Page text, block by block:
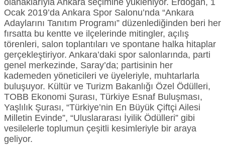
olanaklarıyla Ankara seçimine yükleniyor. Erdoğan, 1
Ocak 2019’da Ankara Spor Salonu’nda “Ankara
Adaylarını Tanıtım Programı” düzenlediğinden beri her
fırsatta bu kentte ve ilçelerinde mitingler, açılış
törenleri, salon toplantıları ve spontane halka hitaplar
gerçekleştiriyor. Ankara’daki spor salonlarında, parti
genel merkezinde, Saray’da; partisinin her
kademeden yöneticileri ve üyeleriyle, muhtarlarla
buluşuyor. Kültür ve Turizm Bakanlığı Özel Ödülleri,
TOBB Ekonomi Şurası, Türkiye Esnaf Buluşması,
Yaşlılık Şurası, “Türkiye’nin En Büyük Çiftçi Ailesi
Milletin Evinde”, “Uluslararası İyilik Ödülleri” gibi
vesilelerle toplumun çeşitli kesimleriyle bir araya
geliyor.